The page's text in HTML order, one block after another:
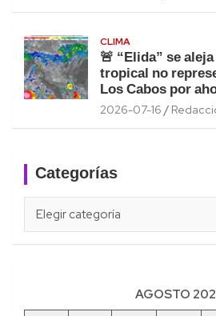
CLIMA
🚨 “Elida” se
tropical no
Los Cabos por
2026-07-16
Categorías
AGOSTO